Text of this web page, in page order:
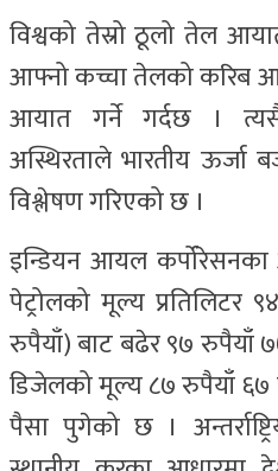
विश्वको तेस्रो ठूलो तेल
आफ्नो कच्चा तेलको करिब
आयात गर्ने गर्दछ ।
अस्थिरताले भारतीय ऊर्जा
विश्लेषण गरिएको छ ।
इन्डियन आयल कर्पोरेसनका
पेट्रोलको मूल्य प्रतिलिटर
रुपैयाँ) बाट बढेर ९७ रुपैयाँ
डिजेलको मूल्य ८७ रुपैयाँ ६७
पैसा पुगेको छ ।